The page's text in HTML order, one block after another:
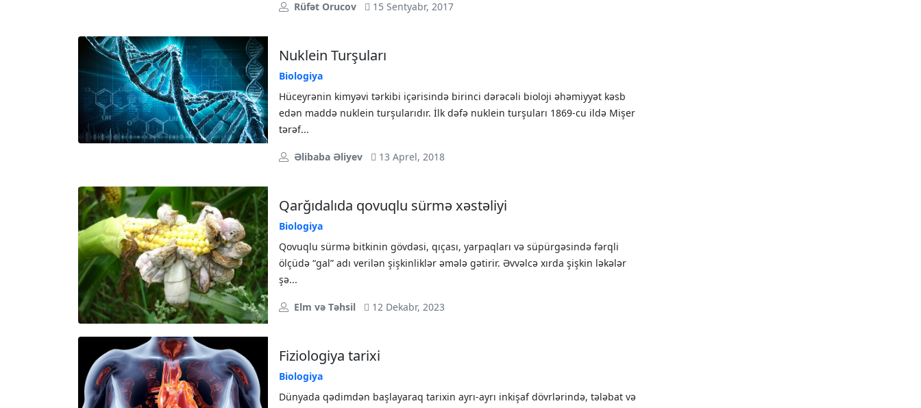
Rüfət Orucov 15 Sentyabr, 2017
Nuklein Turşuları
Biologiya
Hüceyrənin kimyəvi tərkibi içərisində birinci dərəcəli bioloji əhəmiyyət kəsb
edən maddə nuklein turşularıdır. İlk dəfə nuklein turşuları 1869-cu ildə Mişer
tərəf...
Əlibaba Əliyev 13 Aprel, 2018
Qarğıdalıda qovuqlu sürmə xəstəliyi
Biologiya
Qovuqlu sürmə bitkinin gövdəsi, qıçası, yarpaqları və süpürgəsində fərqli
ölçüdə “gal” adı verilən şişkinliklər əmələ gətirir. Əvvəlcə xırda şişkin ləkələr
şə...
Elm və Təhsil 12 Dekabr, 2023
Fiziologiya tarixi
Biologiya
Dünyada qədimdən başlayaraq tariхin ayrı-ayrı inkişaf dövrlərində, tələbat və